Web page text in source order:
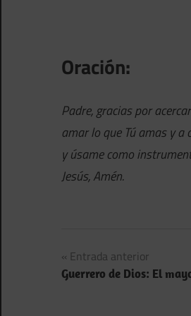
Oración:
Padre, gracias por
amar lo que Tú amas y
y úsame como
Jesús, Amén.
Navegación
de
Entrada anterior
Guerrero de Dios: El